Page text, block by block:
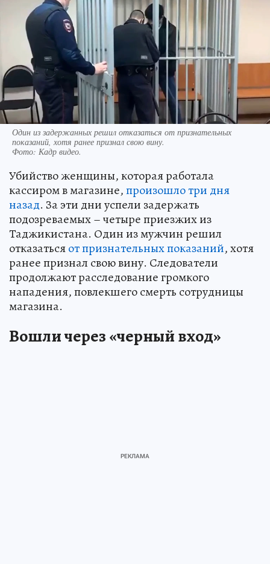
Один из задержанных решил отказаться от признательных
показаний, хотя ранее признал свою вину.
Фото: Кадр видео.
Убийство женщины, которая работала
кассиром в магазине,произошло три дня
назад. За эти дни успели задержать
подозреваемых – четыре приезжих из
Таджикистана. Один из мужчин решил
отказатьсяот признательных показаний, хотя
ранее признал свою вину. Следователи
продолжают расследование громкого
нападения, повлекшего смерть сотрудницы
магазина.
Вошли через «черный вход»